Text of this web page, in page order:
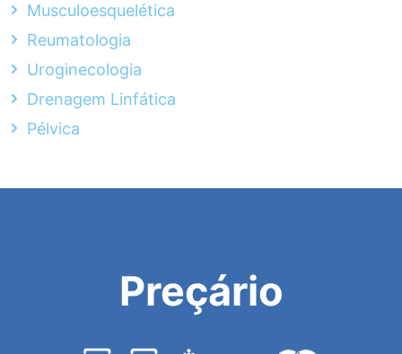
Musculoesquelética
Reumatologia
Uroginecologia
Drenagem Linfática
Pélvica
Preçário